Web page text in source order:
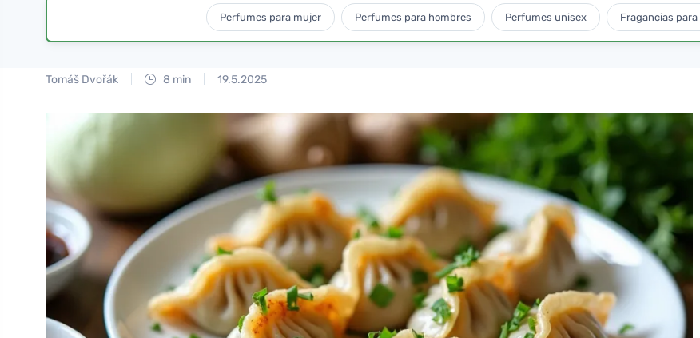
Perfumes para mujer Perfumes para hombres Perfumes unisex Fragancias
Tomáš Dvořák 8 min 19.5.2025